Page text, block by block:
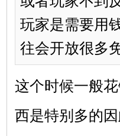
玩家是需要用
往会开放很多
这个时候一般
西是特别多的